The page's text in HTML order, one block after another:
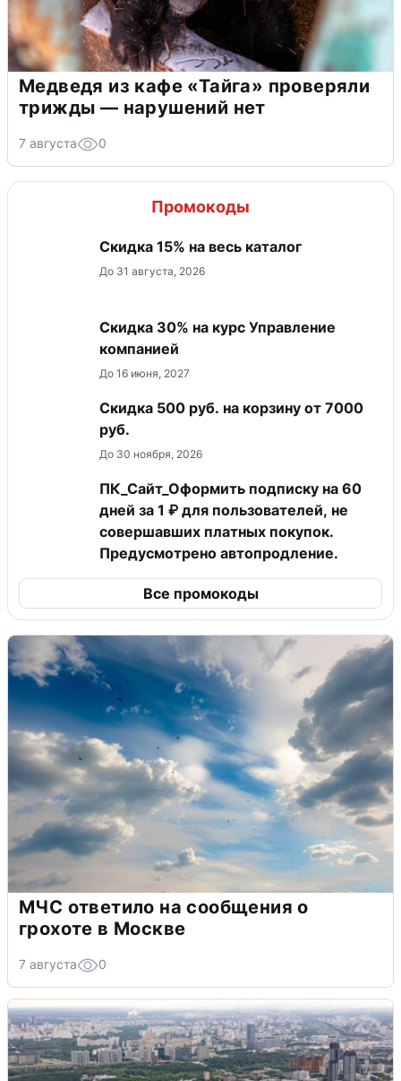
Медведя из кафе «Тайга» проверяли
трижды — нарушений нет
7 августа 0
Промокоды
Скидка 15% на весь каталог
До 31 августа, 2026
Скидка 30% на курс Управление
компанией
До 16 июня, 2027
Скидка 500 руб. на корзину от 7000
руб.
До 30 ноября, 2026
ПК_Сайт_Оформить подписку на 60
дней за 1 ₽ для пользователей, не
совершавших платных покупок.
Предусмотрено автопродление.
Все промокоды
МЧС ответило на сообщения о
грохоте в Москве
7 августа 0